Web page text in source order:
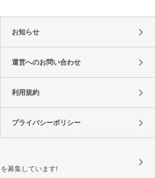
お知らせ
運営へのお問い合わせ
利用規約
プライバシーポリシー
募集しています!